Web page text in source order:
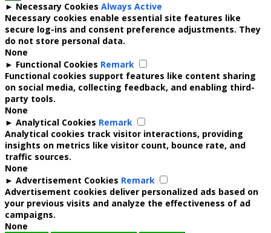
► Necessary Cookies Always Active
Necessary cookies enable essential site features like
secure log-ins and consent preference adjustments. They
do not store personal data.
None
► Functional Cookies Remark
Functional cookies support features like content sharing
on social media, collecting feedback, and enabling third-
party tools.
None
► Analytical Cookies Remark
Analytical cookies track visitor interactions, providing
insights on metrics like visitor count, bounce rate, and
traffic sources.
None
► Advertisement Cookies Remark
Advertisement cookies deliver personalized ads based on
your previous visits and analyze the effectiveness of ad
campaigns.
None